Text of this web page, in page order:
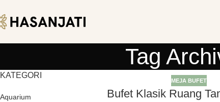
Tag
KATEGORI
Aquarium
MEJA BUFET
Bufet Klasik Ruang